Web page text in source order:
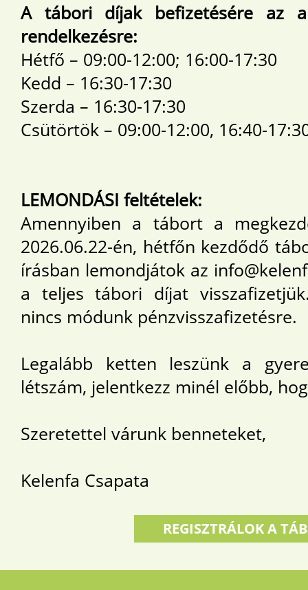
A tábori díjak befizetésére az
rendelkezésre:
Hétfő – 09:00-12:00; 16:00-17:30
Kedd – 16:30-17:30
Szerda – 16:30-17:30
Csütörtök – 09:00-12:00, 16:40-
LEMONDÁSI feltételek:
Amennyiben a tábort a
2026.06.22-én, hétfőn kezdődő
írásban lemondjátok az
a teljes tábori díjat
nincs módunk pénzvisszafizetésre.
Legalább ketten leszünk a
létszám, jelentkezz minél előbb,
Szeretettel várunk benneteket,
Kelenfa Csapata
REGISZTRÁLOK A